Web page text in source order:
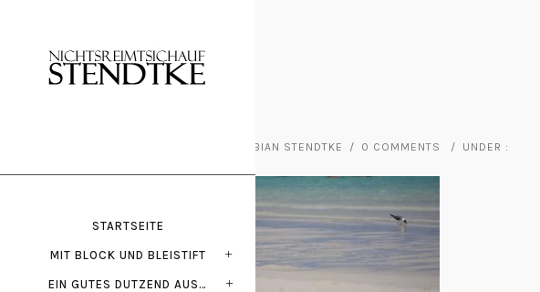
STARTSEITE
MIT BLOCK UND BLEISTIFT
EIN GUTES DUTZEND AUS…
POSTED BY : FABIAN STENDTKE / 0 COMMENTS / UNDER :